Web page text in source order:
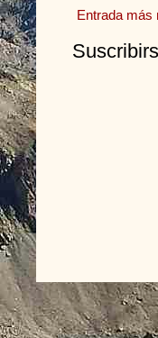
Entrada más